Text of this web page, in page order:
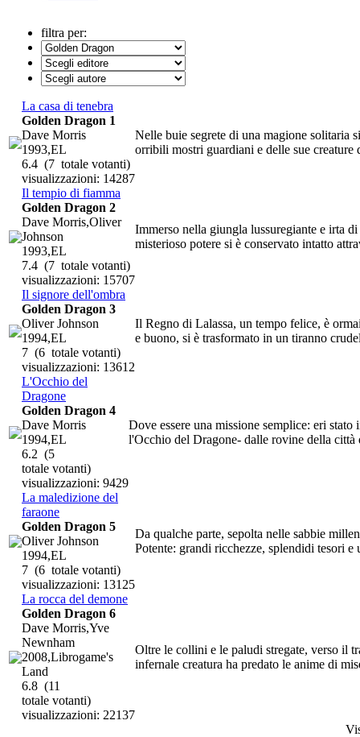
filtra per:
La casa di tenebra
Nelle buie segrete di una magione solitaria
orribili mostri guardiani e delle sue creature
Golden Dragon 1
Dave Morris
1993,EL
6.4 (7 totale votanti)
visualizzazioni: 14287
Il tempio di fiamma
Immerso nella giungla lussuregiante e irta
misterioso potere si è conservato intatto
Golden Dragon 2
Dave Morris,Oliver
Johnson
1993,EL
7.4 (7 totale votanti)
visualizzazioni: 15707
Il signore dell'ombra
Il Regno di Lalassa, un tempo felice, è
e buono, si è trasformato in un tiranno
Golden Dragon 3
Oliver Johnson
1994,EL
7 (6 totale votanti)
visualizzazioni: 13612
L'Occhio del
Dragone
Dove essere una missione semplice: eri
l'Occhio del Dragone- dalle rovine della
Golden Dragon 4
Dave Morris
1994,EL
6.2 (5
totale votanti)
visualizzazioni: 9429
La maledizione del
faraone
Da qualche parte, sepolta nelle sabbie
Potente: grandi ricchezze, splendidi tesori e
Golden Dragon 5
Oliver Johnson
1994,EL
7 (6 totale votanti)
visualizzazioni: 13125
La rocca del demone
Oltre le collini e le paludi stregate, verso il
infernale creatura ha predato le anime di
Golden Dragon 6
Dave Morris,Yve
Newnham
2008,Librogame's
Land
6.8 (11
totale votanti)
visualizzazioni: 22137